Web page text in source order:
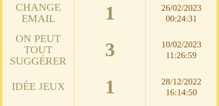
CHANGE
EMAIL
1
26/02/2023
00:24:31
ON PEUT
TOUT
SUGGÉRER
3
10/02/2023
11:26:59
IDÉE JEUX 1
28/12/2022
16:14:50